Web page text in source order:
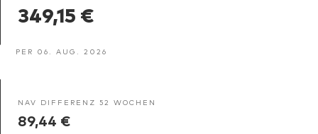
349,15 €
PER 06. AUG. 2026
NAV DIFFERENZ 52 WOCHEN
89,44 €